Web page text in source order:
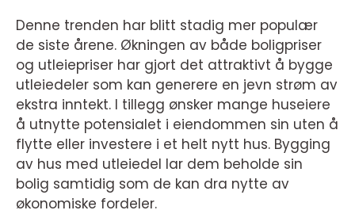
Denne trenden har blitt stadig mer populær
de siste årene. Økningen av både boligpriser
og utleiepriser har gjort det attraktivt å bygge
utleiedeler som kan generere en jevn strøm av
ekstra inntekt. I tillegg ønsker mange huseiere
å utnytte potensialet i eiendommen sin uten å
flytte eller investere i et helt nytt hus. Bygging
av hus med utleiedel lar dem beholde sin
bolig samtidig som de kan dra nytte av
økonomiske fordeler.